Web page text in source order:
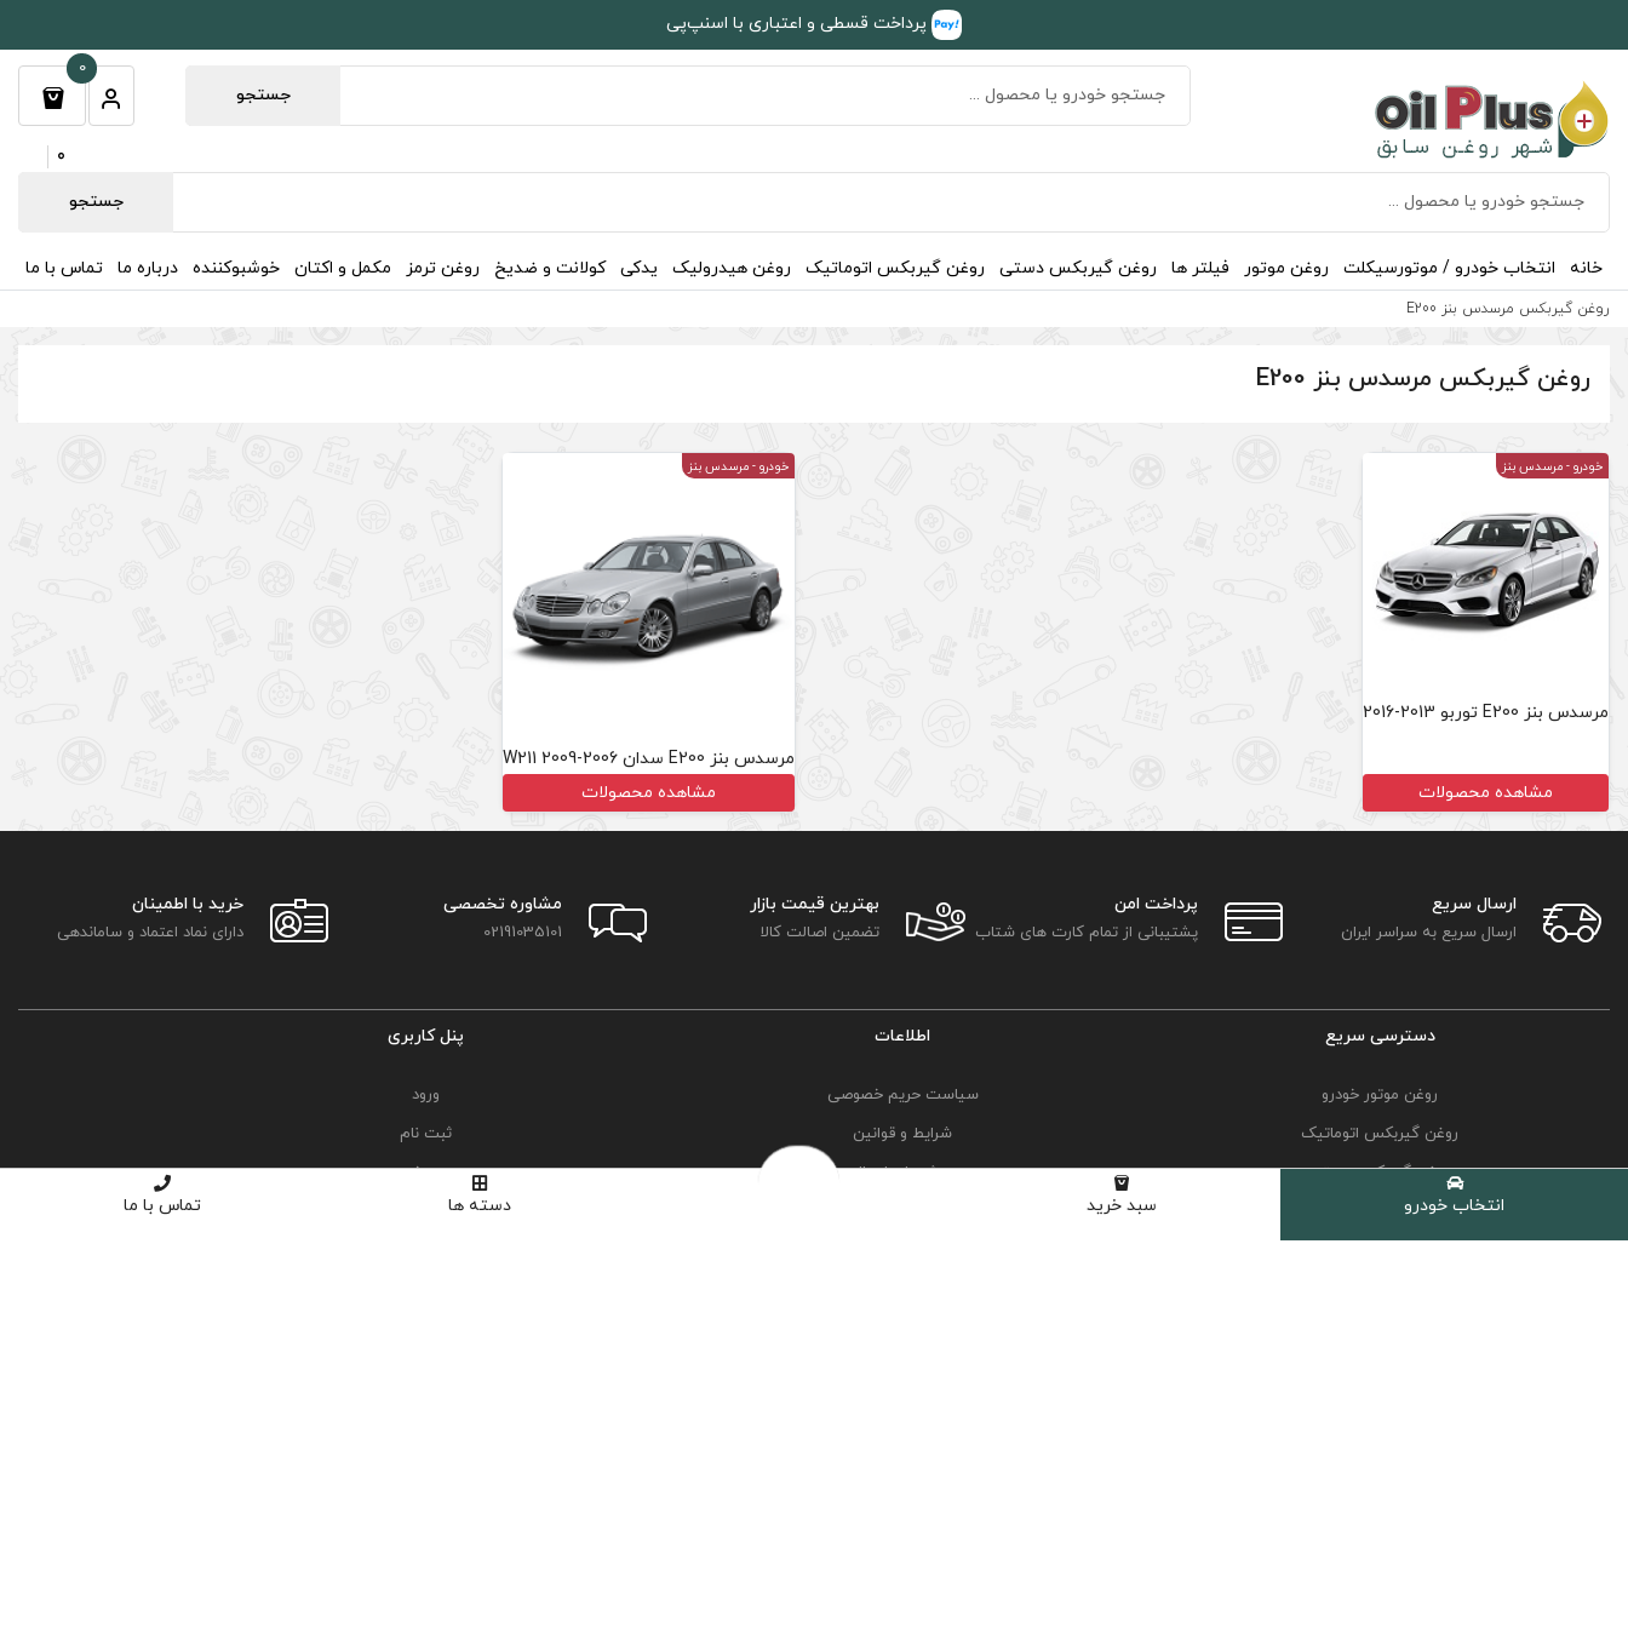
انتخاب خودرو سبد خرید دسته ها تماس با ما
پرداخت قسطی و اعتباری با اسنپ‌پی
جستجو
0
0
جستجو
خانه انتخاب خودرو / موتورسیکلت روغن موتور فیلتر ها روغن گیربکس دستی روغن گیربکس اتوماتیک روغن هیدرولیک یدکی کولانت و ضدیخ روغن ترمز مکمل و اکتان خوشبوکننده درباره ما تماس با ما
روغن گیربکس مرسدس بنز E200
روغن گیربکس مرسدس بنز E200
خودرو - مرسدس بنز
مرسدس بنز E200 توربو 2013-2016
مشاهده محصولات
خودرو - مرسدس بنز
مرسدس بنز E200 سدان 2006-2009 W211
مشاهده محصولات
ارسال سریع
ارسال سریع به سراسر ایران
پرداخت امن
پشتیبانی از تمام کارت های شتاب
بهترین قیمت بازار
تضمین اصالت کالا
مشاوره تخصصی
02191035101
خرید با اطمینان
دارای نماد اعتماد و ساماندهی
دسترسی سریع
روغن موتور خودرو
روغن گیربکس اتوماتیک
روغن گیربکس دستی
روغن هیدرولیک
اطلاعات
سیاست حریم خصوصی
شرایط و قوانین
روش‌های ارسال
پنل کاربری
ورود
ثبت نام
سبد خرید
تسویه حساب